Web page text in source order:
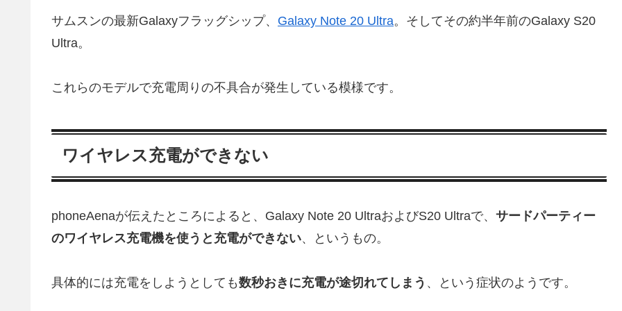
サムスンの最新Galaxyフラッグシップ、 Galaxy Note 20 Ultra。そしてその約半年前のGalaxy S20
Ultra。
これらのモデルで充電周りの不具合が発生している模様です。
ワイヤレス充電ができない
phoneAenaが伝えたところによると、Galaxy Note 20 UltraおよびS20 Ultraで、 サードパーティー
のワイヤレス充電機を使うと充電ができない、というもの。
具体的には充電をしようとしても数秒おきに充電が途切れてしまう 、という症状のようです。